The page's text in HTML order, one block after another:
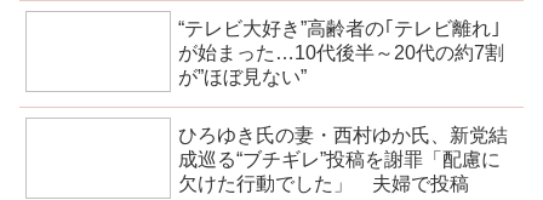
“テレビ大好き”高齢者の｢テレビ離れ｣
が始まった…10代後半～20代の約7割
が”ほぼ見ない”
ひろゆき氏の妻・西村ゆか氏、新党結
成巡る“ブチギレ”投稿を謝罪「配慮に
欠けた行動でした」 夫婦で投稿